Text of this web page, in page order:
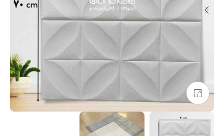
بزرگنمایی تصویر